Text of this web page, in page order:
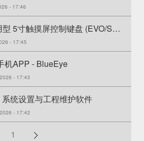
- 17:46
型 5寸触摸屏控制键盘 (EVO/SP/
- 17:45
机APP - BlueEye
- 17:43
系统设置与工程维护软件
- 17:42
1